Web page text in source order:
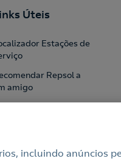
Úteis
Estações de
Repsol a
amigo
incluindo anúncios